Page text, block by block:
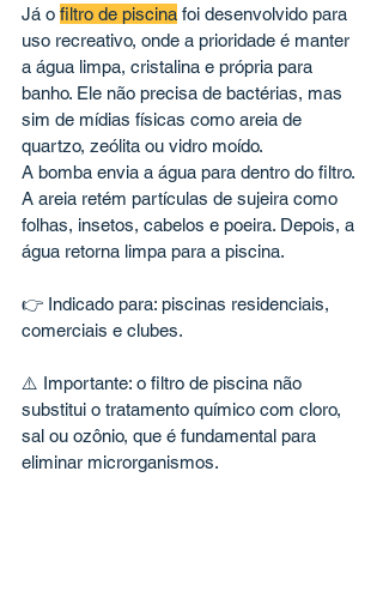
Já o filtro de piscina foi desenvolvido para
uso recreativo, onde a prioridade é manter
a água limpa, cristalina e própria para
banho. Ele não precisa de bactérias, mas
sim de mídias físicas como areia de
quartzo, zeólita ou vidro moído.
A bomba envia a água para dentro do filtro.
A areia retém partículas de sujeira como
folhas, insetos, cabelos e poeira. Depois, a
água retorna limpa para a piscina.
👉 Indicado para: piscinas residenciais,
comerciais e clubes.
⚠️ Importante: o filtro de piscina não
substitui o tratamento químico com cloro,
sal ou ozônio, que é fundamental para
eliminar microrganismos.